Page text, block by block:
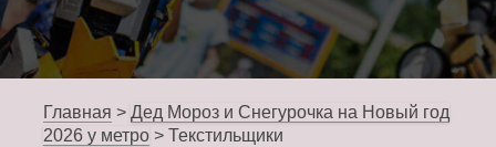
Главная > Дед Мороз и Снегурочка на Новый год
2026 у метро > Текстильщики